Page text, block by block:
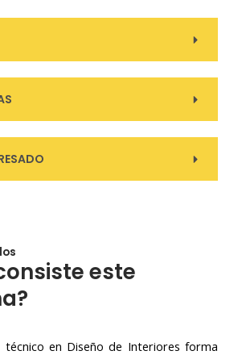
este
técnico en Diseño de Interiores forma